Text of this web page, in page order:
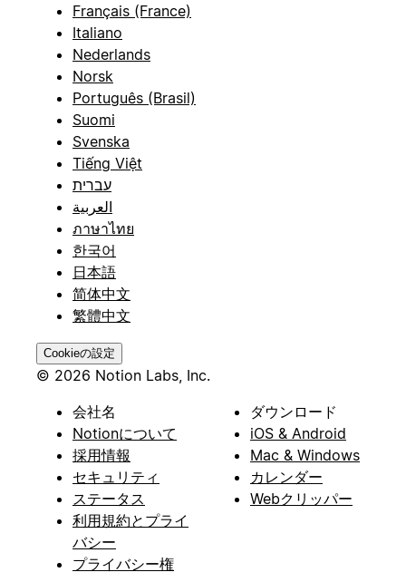
Français (France)
Italiano
Nederlands
Norsk
Português (Brasil)
Suomi
Svenska
Tiếng Việt
עברית
العربية
ภาษาไทย
한국어
日本語
简体中文
繁體中文
Cookieの設定
© 2026 Notion Labs, Inc.
会社名
Notionについて
採用情報
セキュリティ
ステータス
利用規約とプライ
バシー
プライバシー権
ダウンロード
iOS & Android
Mac & Windows
カレンダー
Webクリッパー